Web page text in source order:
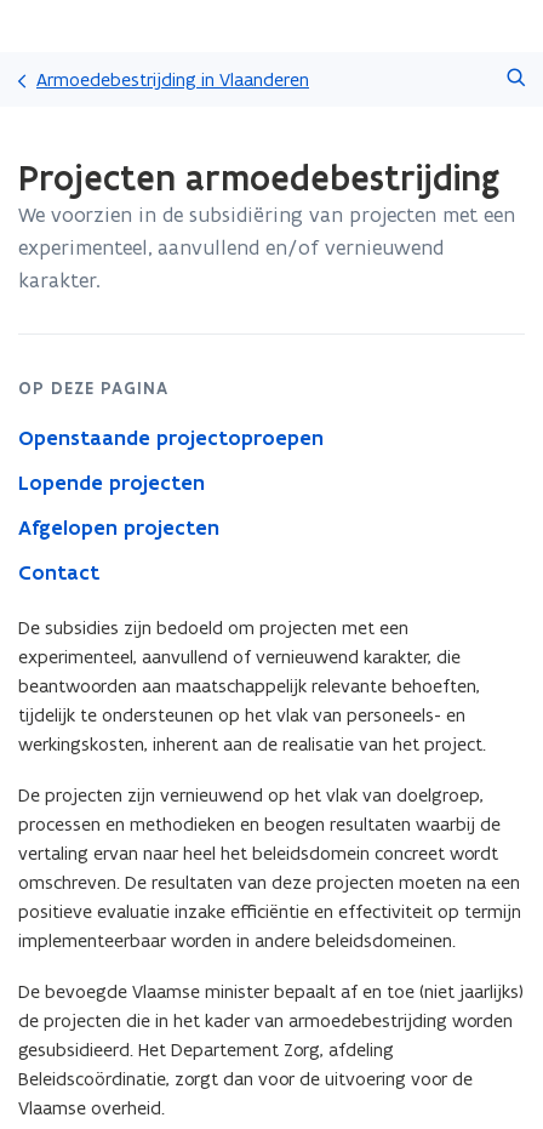
naar
gaan
Armoedebestrijding in Vlaanderen
met
laden.
bevindt
zich
op:
Projecten armoedebestrijding
We voorzien in de subsidiëring van projecten met een
experimenteel, aanvullend en/of vernieuwend
karakter.
OP DEZE PAGINA
Openstaande projectoproepen
Lopende projecten
Afgelopen projecten
Contact
De subsidies zijn bedoeld om projecten met een
experimenteel, aanvullend of vernieuwend karakter, die
beantwoorden aan maatschappelijk relevante behoeften,
tijdelijk te ondersteunen op het vlak van personeels- en
werkingskosten, inherent aan de realisatie van het project.
De projecten zijn vernieuwend op het vlak van doelgroep,
processen en methodieken en beogen resultaten waarbij de
vertaling ervan naar heel het beleidsdomein concreet wordt
omschreven. De resultaten van deze projecten moeten na een
positieve evaluatie inzake efficiëntie en effectiviteit op termijn
implementeerbaar worden in andere beleidsdomeinen.
De bevoegde Vlaamse minister bepaalt af en toe (niet jaarlijks)
de projecten die in het kader van armoedebestrijding worden
gesubsidieerd. Het Departement Zorg, afdeling
Beleidscoördinatie, zorgt dan voor de uitvoering voor de
Vlaamse overheid.